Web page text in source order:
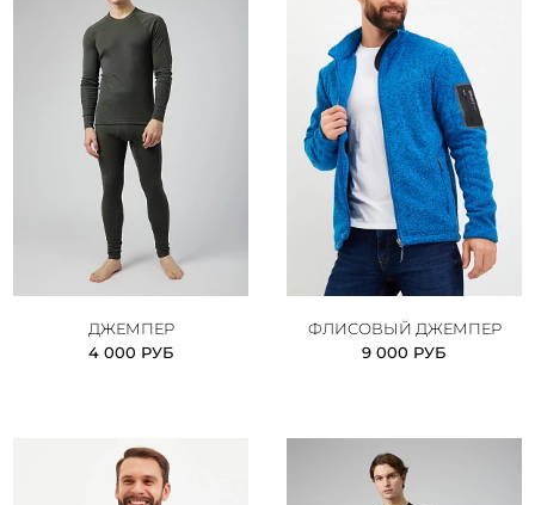
ДЖЕМПЕР
4 000 РУБ
ФЛИСОВЫЙ ДЖЕМПЕР
9 000 РУБ